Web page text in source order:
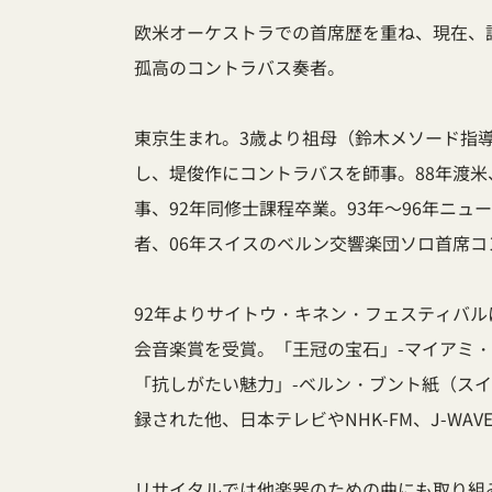
欧米オーケストラでの首席歴を重ね、現在
孤高のコントラバス奏者。
東京生まれ。3歳より祖母（鈴木メソード指
し、堤俊作にコントラバスを師事。88年渡
事、92年同修士課程卒業。93年～96年ニュ
者、06年スイスのベルン交響楽団ソロ首席
92年よりサイトウ・キネン・フェスティバ
会音楽賞を受賞。「王冠の宝石」-マイアミ
「抗しがたい魅力」-ベルン・ブント紙（
録された他、日本テレビやNHK-FM、J-